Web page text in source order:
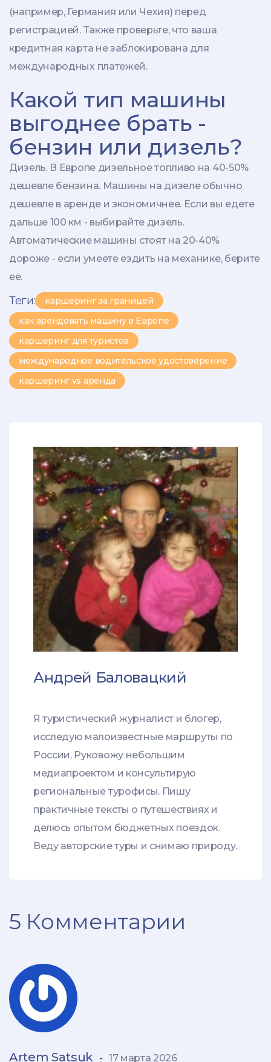
(например, Германия или Чехия) перед
регистрацией. Также проверьте, что ваша
кредитная карта не заблокирована для
международных платежей.
Какой тип машины
выгоднее брать -
бензин или дизель?
Дизель. В Европе дизельное топливо на 40-50%
дешевле бензина. Машины на дизеле обычно
дешевле в аренде и экономичнее. Если вы едете
дальше 100 км - выбирайте дизель.
Автоматические машины стоят на 20-40%
дороже - если умеете ездить на механике, берите
её.
Теги:
каршеринг за границей
как арендовать машину в Европе
каршеринг для туристов
международное водительское удостоверение
каршеринг vs аренда
Андрей Баловацкий
Я туристический журналист и блогер,
исследую малоизвестные маршруты по
России. Руковожу небольшим
медиапроектом и консультирую
региональные турофисы. Пишу
практичные тексты о путешествиях и
делюсь опытом бюджетных поездок.
Веду авторские туры и снимаю природу.
5 Комментарии
Artem Satsuk - 17 марта 2026